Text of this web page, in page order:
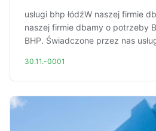
usługi bhp łódźW naszej firmie
naszej firmie dbamy o potrzeby
BHP. Świadczone przez nas
30.11.-0001